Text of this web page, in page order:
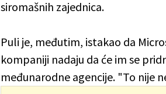
siromašnih zajednica.
Puli je, međutim, istakao da
kompaniji nadaju da će im se
međunarodne agencije. "To nije